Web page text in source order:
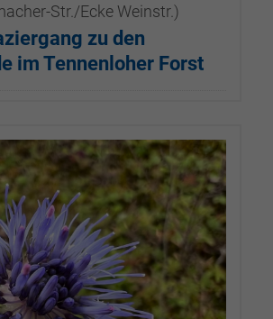
Str./Ecke Weinstr.)
zu den
im Tennenloher Forst